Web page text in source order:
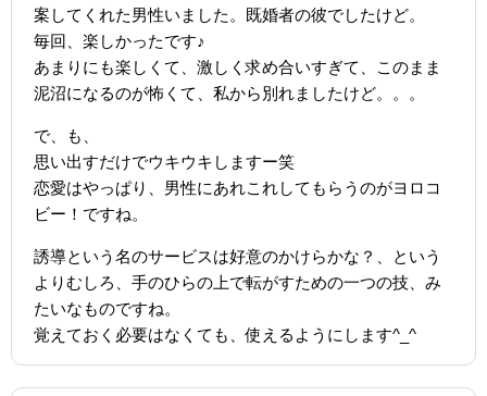
案してくれた男性いました。既婚者の彼でしたけど。
毎回、楽しかったです♪
あまりにも楽しくて、激しく求め合いすぎて、このまま
泥沼になるのが怖くて、私から別れましたけど。。。
で、も、
思い出すだけでウキウキしますー笑
恋愛はやっぱり、男性にあれこれしてもらうのがヨロコ
ビー！ですね。
誘導という名のサービスは好意のかけらかな？、という
よりむしろ、手のひらの上で転がすための一つの技、み
たいなものですね。
覚えておく必要はなくても、使えるようにします^_^